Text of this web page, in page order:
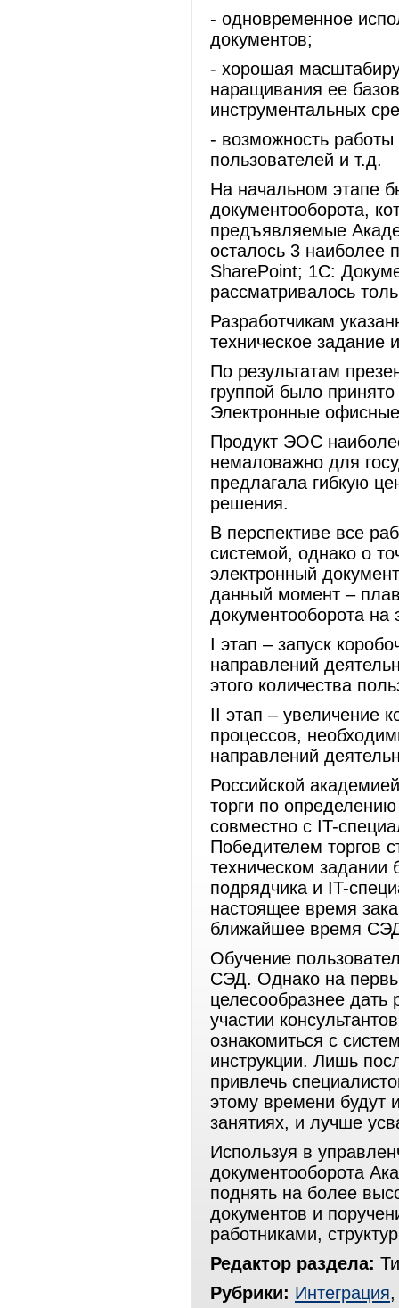
- одновременное
документов;
- хорошая
наращивания ее
инструментальных
- возможность
пользователей и т.д.
На начальном этапе
документооборота,
предъявляемые
осталось 3 наиболее
SharePoint; 1С:
рассматривалось
Разработчикам
техническое задание
По результатам
группой было
Электронные
Продукт ЭОС
немаловажно для
предлагала гибкую
решения.
В перспективе все
системой, однако о
электронный
данный момент –
документооборота
I этап – запуск
направлений
этого количества
II этап – увеличение
процессов,
направлений
Российской
торги по
совместно с IT-
Победителем торгов
техническом задании
подрядчика и IT-
настоящее время
ближайшее время
Обучение
СЭД. Однако на
целесообразнее
участии
ознакомиться с
инструкции. Лишь
привлечь
этому времени будут
занятиях, и лучше
Используя в
документооборота
поднять на более
документов и
работниками,
Редактор раздела:
Рубрики: Интеграция